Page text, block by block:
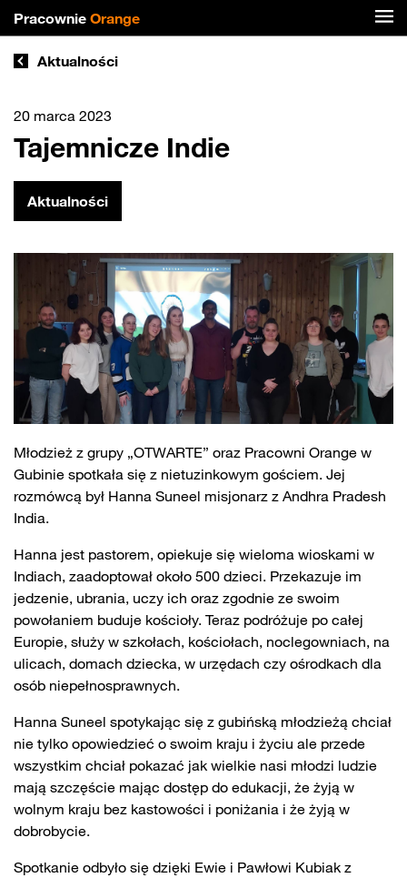
Pracownie Orange
Aktualności
20 marca 2023
Tajemnicze Indie
Aktualności
Młodzież z grupy „OTWARTE” oraz Pracowni Orange w
Gubinie spotkała się z nietuzinkowym gościem. Jej
rozmówcą był Hanna Suneel misjonarz z Andhra Pradesh
India.
Hanna jest pastorem, opiekuje się wieloma wioskami w
Indiach, zaadoptował około 500 dzieci. Przekazuje im
jedzenie, ubrania, uczy ich oraz zgodnie ze swoim
powołaniem buduje kościoły. Teraz podróżuje po całej
Europie, służy w szkołach, kościołach, noclegowniach, na
ulicach, domach dziecka, w urzędach czy ośrodkach dla
osób niepełnosprawnych.
Hanna Suneel spotykając się z gubińską młodzieżą chciał
nie tylko opowiedzieć o swoim kraju i życiu ale przede
wszystkim chciał pokazać jak wielkie nasi młodzi ludzie
mają szczęście mając dostęp do edukacji, że żyją w
wolnym kraju bez kastowości i poniżania i że żyją w
dobrobycie.
Spotkanie odbyło się dzięki Ewie i Pawłowi Kubiak z